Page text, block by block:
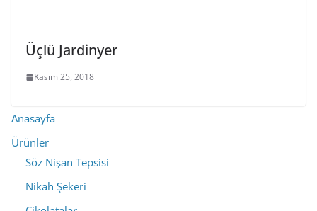
Üçlü Jardinyer
Kasım 25, 2018
Anasayfa
Ürünler
Söz Nişan Tepsisi
Nikah Şekeri